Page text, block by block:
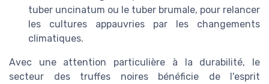
tuber uncinatum ou le tuber brumale, pour relancer
les cultures appauvries par les changements
climatiques.
Avec une attention particulière à la durabilité, le
secteur des truffes noires bénéficie de l'esprit